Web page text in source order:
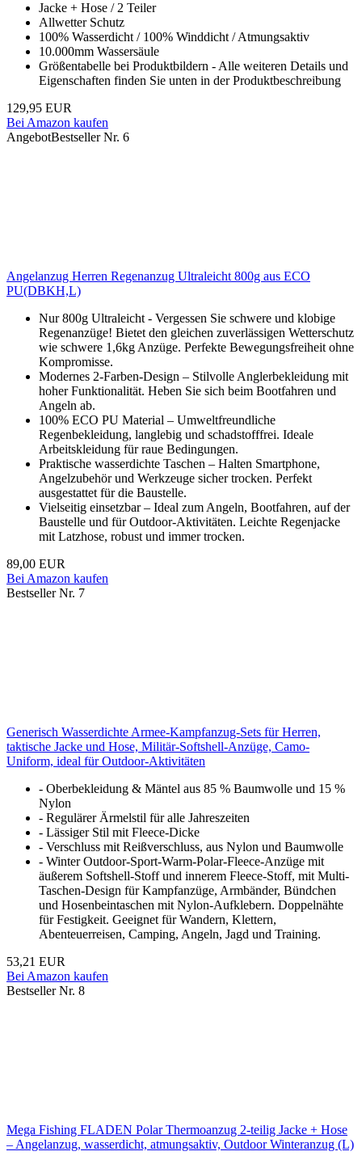
Jacke + Hose / 2 Teiler
Allwetter Schutz
100% Wasserdicht / 100% Winddicht / Atmungsaktiv
10.000mm Wassersäule
Größentabelle bei Produktbildern - Alle weiteren Details und
Eigenschaften finden Sie unten in der Produktbeschreibung
129,95 EUR
Bei Amazon kaufen
AngebotBestseller Nr. 6
Angelanzug Herren Regenanzug Ultraleicht 800g aus ECO
PU(DBKH,L)
Nur 800g Ultraleicht - Vergessen Sie schwere und klobige
Regenanzüge! Bietet den gleichen zuverlässigen Wetterschutz
wie schwere 1,6kg Anzüge. Perfekte Bewegungsfreiheit ohne
Kompromisse.
Modernes 2-Farben-Design – Stilvolle Anglerbekleidung mit
hoher Funktionalität. Heben Sie sich beim Bootfahren und
Angeln ab.
100% ECO PU Material – Umweltfreundliche
Regenbekleidung, langlebig und schadstofffrei. Ideale
Arbeitskleidung für raue Bedingungen.
Praktische wasserdichte Taschen – Halten Smartphone,
Angelzubehör und Werkzeuge sicher trocken. Perfekt
ausgestattet für die Baustelle.
Vielseitig einsetzbar – Ideal zum Angeln, Bootfahren, auf der
Baustelle und für Outdoor-Aktivitäten. Leichte Regenjacke
mit Latzhose, robust und immer trocken.
89,00 EUR
Bei Amazon kaufen
Bestseller Nr. 7
Generisch Wasserdichte Armee-Kampfanzug-Sets für Herren,
taktische Jacke und Hose, Militär-Softshell-Anzüge, Camo-
Uniform, ideal für Outdoor-Aktivitäten
- Oberbekleidung & Mäntel aus 85 % Baumwolle und 15 %
Nylon
- Regulärer Ärmelstil für alle Jahreszeiten
- Lässiger Stil mit Fleece-Dicke
- Verschluss mit Reißverschluss, aus Nylon und Baumwolle
- Winter Outdoor-Sport-Warm-Polar-Fleece-Anzüge mit
äußerem Softshell-Stoff und innerem Fleece-Stoff, mit Multi-
Taschen-Design für Kampfanzüge, Armbänder, Bündchen
und Hosenbeintaschen mit Nylon-Aufklebern. Doppelnähte
für Festigkeit. Geeignet für Wandern, Klettern,
Abenteuerreisen, Camping, Angeln, Jagd und Training.
53,21 EUR
Bei Amazon kaufen
Bestseller Nr. 8
Mega Fishing FLADEN Polar Thermoanzug 2-teilig Jacke + Hose
– Angelanzug, wasserdicht, atmungsaktiv, Outdoor Winteranzug (L)